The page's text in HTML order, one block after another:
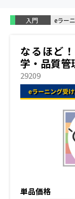
2.無機化合物
成形・焼結
粉末の合成
粉末の合成
3.無機化学製
電気特性
機械特性
熱電・光電
バイオセラ
4.無機化学工業
セメントの
耐火物
入門 eラー
なるほど
学・品質管
29209
単品価格